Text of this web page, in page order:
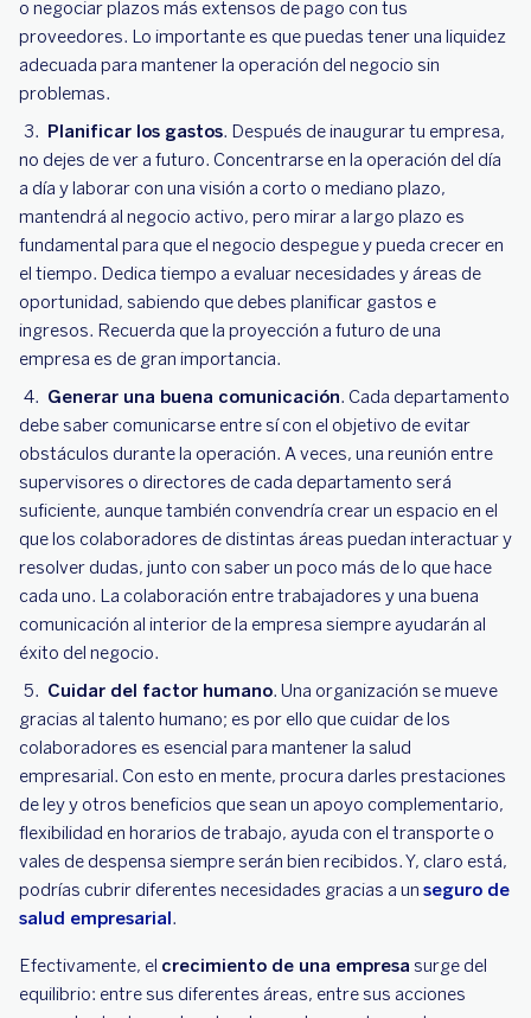
o negociar plazos más extensos de pago con tus
proveedores. Lo importante es que puedas tener una liquidez
adecuada para mantener la operación del negocio sin
problemas.
Planificar los gastos. Después de inaugurar tu empresa,
no dejes de ver a futuro. Concentrarse en la operación del día
a día y laborar con una visión a corto o mediano plazo,
mantendrá al negocio activo, pero mirar a largo plazo es
fundamental para que el negocio despegue y pueda crecer en
el tiempo. Dedica tiempo a evaluar necesidades y áreas de
oportunidad, sabiendo que debes planificar gastos e
ingresos. Recuerda que la proyección a futuro de una
empresa es de gran importancia.
Generar una buena comunicación. Cada departamento
debe saber comunicarse entre sí con el objetivo de evitar
obstáculos durante la operación. A veces, una reunión entre
supervisores o directores de cada departamento será
suficiente, aunque también convendría crear un espacio en el
que los colaboradores de distintas áreas puedan interactuar y
resolver dudas, junto con saber un poco más de lo que hace
cada uno. La colaboración entre trabajadores y una buena
comunicación al interior de la empresa siempre ayudarán al
éxito del negocio.
Cuidar del factor humano. Una organización se mueve
gracias al talento humano; es por ello que cuidar de los
colaboradores es esencial para mantener la salud
empresarial. Con esto en mente, procura darles prestaciones
de ley y otros beneficios que sean un apoyo complementario,
flexibilidad en horarios de trabajo, ayuda con el transporte o
vales de despensa siempre serán bien recibidos. Y, claro está,
podrías cubrir diferentes necesidades gracias a un seguro de
salud empresarial.
Efectivamente, el crecimiento de una empresa surge del
equilibrio: entre sus diferentes áreas, entre sus acciones